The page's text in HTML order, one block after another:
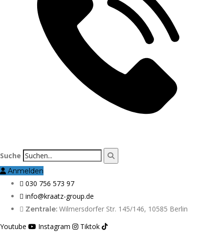
Suche
Anmelden
030 756 573 97
info@kraatz-group.de
Zentrale: Wilmersdorfer Str. 145/146, 10585 Berlin
Youtube
Instagram Tiktok